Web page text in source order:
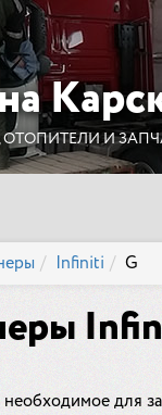
И
Infiniti G
необходимое для